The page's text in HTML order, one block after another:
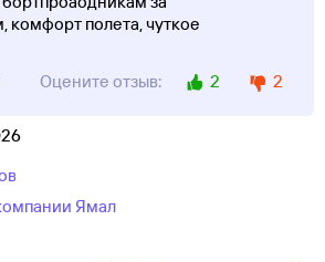
комфорт полета, чуткое
Оцените отзыв: 2 2
Ямал